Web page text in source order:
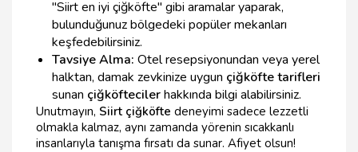
"Siirt en iyi çiğköfte" gibi aramalar yaparak,
bulunduğunuz bölgedeki popüler mekanları
keşfedebilirsiniz.
Tavsiye Alma: Otel resepsiyonundan veya yerel
halktan, damak zevkinize uygun çiğköfte tarifleri
sunan çiğköftecilerhakkında bilgi alabilirsiniz.
Unutmayın, Siirt çiğköfte deneyimi sadece lezzetli
olmakla kalmaz, aynı zamanda yörenin sıcakkanlı
insanlarıyla tanışma fırsatı da sunar. Afiyet olsun!